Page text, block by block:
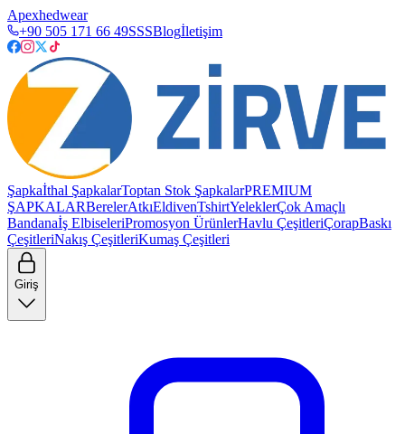
Apexhedwear
+90 505 171 66 49SSSBlogİletişim
Şapkaİthal ŞapkalarToptan Stok ŞapkalarPREMIUM
ŞAPKALARBerelerAtkıEldivenTshirtYeleklerÇok Amaçlı
Bandanaİş ElbiseleriPromosyon ÜrünlerHavlu ÇeşitleriÇorapBaskı
ÇeşitleriNakış ÇeşitleriKumaş Çeşitleri
Giriş